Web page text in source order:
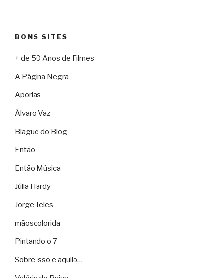
BONS SITES
+ de 50 Anos de Filmes
A Página Negra
Aporias
Álvaro Vaz
Blague do Blog
Então
Então Música
Júlia Hardy
Jorge Teles
mãoscolorida
Pintando o 7
Sobre isso e aquilo…